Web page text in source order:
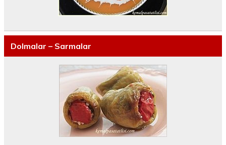
Dolmalar – Sarmalar